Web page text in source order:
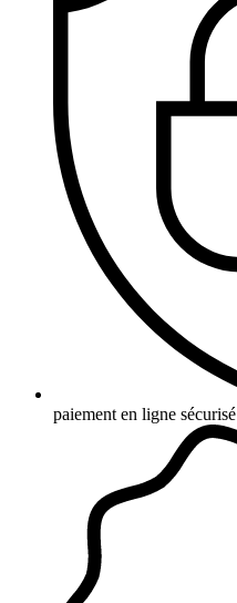
paiement en ligne sécurisé